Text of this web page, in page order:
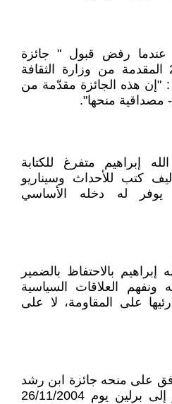
عندما رفض قبول " جائزة
الرواية العربية سنة 2003 المقدمة من وزارة الثقافة
"إن هذه الجائزة مقدّمة من
منحها".
الله إبراهيم متفرغ للكتابة
كتب للأحداث وسيناريو
يوفر له دخله الأساسي
بالاحتفاظ بالضمير
ونفهم العلاقات السياسية
على المقاومة، لا على
على منحه جائزة ابن رشد
للفكر الحر وسوف يحضر إلى برلين يوم 26/11/2004